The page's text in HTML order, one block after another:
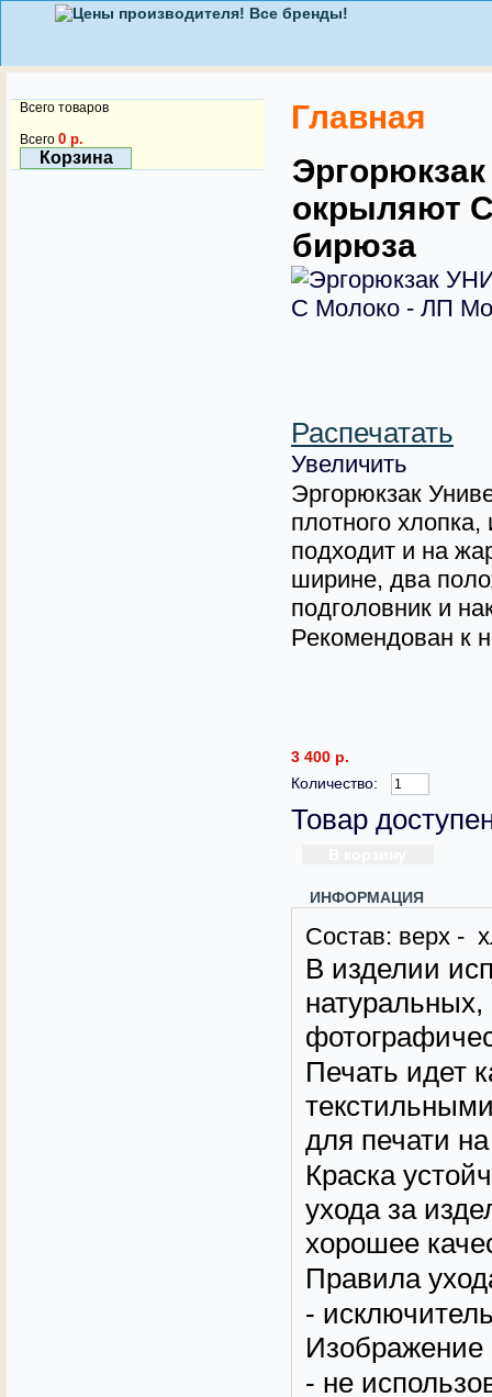
Всего товаров
Всего 0 р.
Корзина
Главная
окрыляют
бирюза
Распечатать
Увеличить
Эргорюкзак
плотного
подходит и на
ширине, два
подголовник и
Рекомендован к
3 400 р.
Количество:
Товар
ИНФОРМАЦИЯ
Состав: верх -
В изделии
натуральных,
Печать идет
для печати
Краска
ухода за
хорошее
Правила
-
Изображение
- не